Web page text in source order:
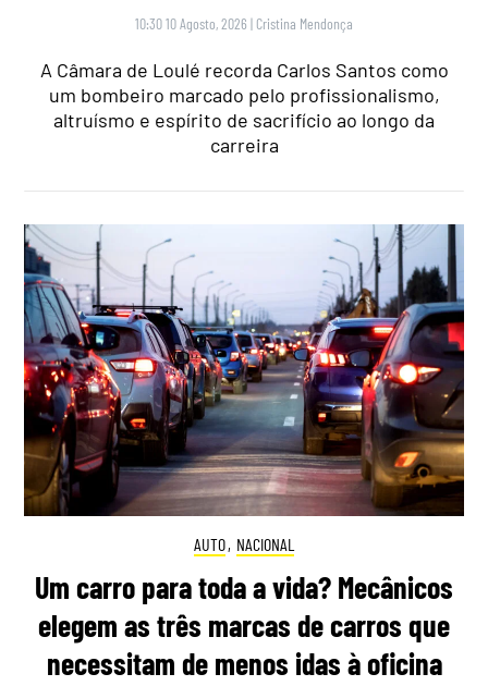
10:30 10 Agosto, 2026 | Cristina Mendonça
A Câmara de Loulé recorda Carlos Santos como
um bombeiro marcado pelo profissionalismo,
altruísmo e espírito de sacrifício ao longo da
carreira
AUTO, NACIONAL
Um carro para toda a vida? Mecânicos
elegem as três marcas de carros que
necessitam de menos idas à oficina